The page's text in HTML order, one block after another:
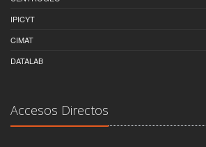
IPICYT
CIMAT
DATALAB
Accesos Directos